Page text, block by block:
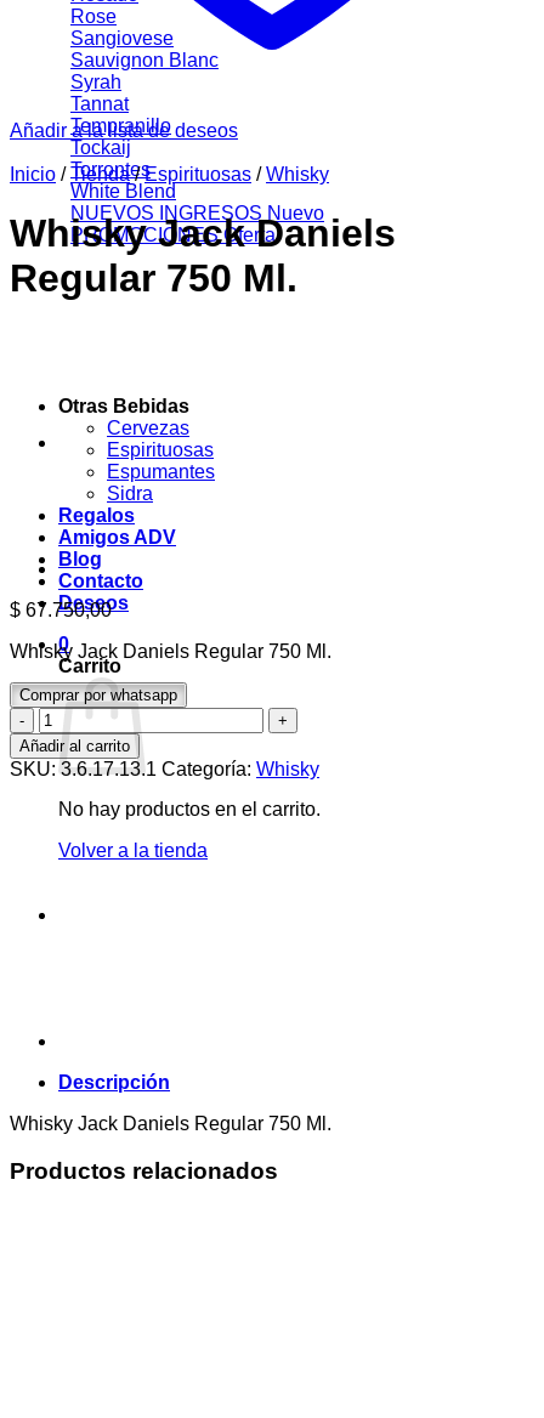
Rose
Sangiovese
Sauvignon Blanc
Syrah
Tannat
Tempranillo
Tockaij
Torrontes
White Blend
NUEVOS INGRESOS
PROMOCIONES
Otras Bebidas
Cervezas
Espirituosas
Espumantes
Sidra
Regalos
Amigos ADV
Blog
Contacto
Deseos
0
Carrito
No hay productos en el carrito.
Volver a la tienda
Añadir a la lista de deseos
Inicio / Tienda / Espirituosas / Whisky
Whisky Jack Daniels
Regular 750 Ml.
$ 67.750,00
Whisky Jack Daniels Regular 750 Ml.
Comprar por whatsapp
Whisky
Jack
Daniels
Regular
750
cantidad
Añadir al carrito
SKU:3.6.17.13.1 Categoría: Whisky
Descripción
Whisky Jack Daniels Regular 750 Ml.
Productos relacionados